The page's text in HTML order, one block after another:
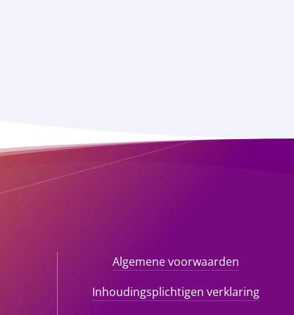
Algemene voorwaarden
Inhoudingsplichtigen verklaring